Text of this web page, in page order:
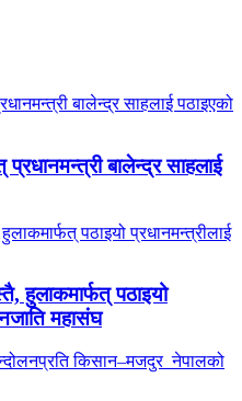
बालेन्द्र साहलाई
हुलाकमार्फत् पठाइयो
महासंघ